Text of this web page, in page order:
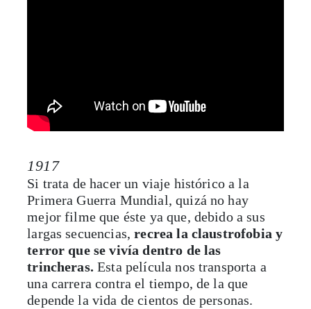
1917
Si trata de hacer un viaje histórico a la
Primera Guerra Mundial, quizá no hay
mejor filme que éste ya que, debido a sus
largas secuencias,recrea la claustrofobia y
terror que se vivía dentro de las
trincheras. Esta película nos transporta a
una carrera contra el tiempo, de la que
depende la vida de cientos de personas.